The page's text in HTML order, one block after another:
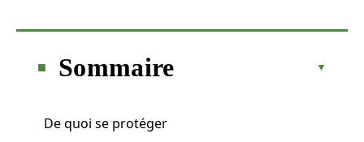
Sommaire
De quoi se protéger